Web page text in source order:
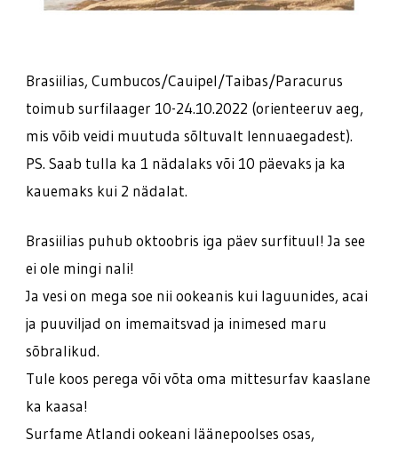
Brasiilias, Cumbucos/Cauipel/Taibas/Paracurus
toimub surfilaager 10-24.10.2022 (orienteeruv aeg,
mis võib veidi muutuda sõltuvalt lennuaegadest).
PS. Saab tulla ka 1 nädalaks või 10 päevaks ja ka
kauemaks kui 2 nädalat.
Brasiilias puhub oktoobris iga päev surfituul! Ja see
ei ole mingi nali!
Ja vesi on mega soe nii ookeanis kui laguunides, acai
ja puuviljad on imemaitsvad ja inimesed maru
sõbralikud.
Tule koos perega või võta oma mittesurfav kaaslane
ka kaasa!
Surfame Atlandi ookeani läänepoolses osas,